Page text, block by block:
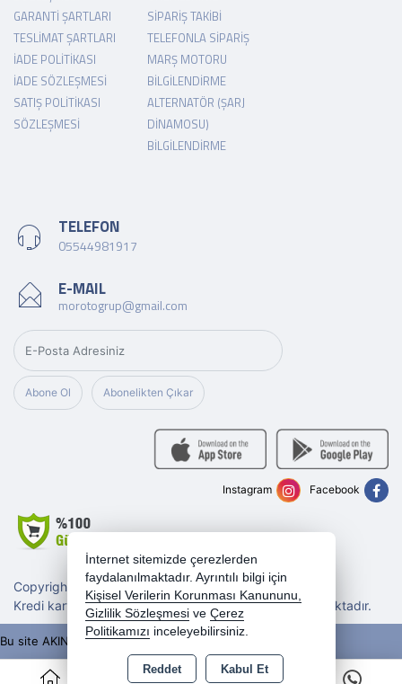
0
GARANTI ŞARTLARI
TESLIMAT ŞARTLARI
İADE POLITIKASI
İADE SÖZLEŞMESI
SATIŞ POLITIKASI
SÖZLEŞMESI
SIPARIŞ TAKIBI
TELEFONLA SIPARIŞ
MARŞ MOTORU
BILGILENDIRME
ALTERNATÖR (ŞARJ
DINAMOSU)
BILGILENDIRME
TELEFON
05544981917
E-MAIL
morotogrup@gmail.com
Abone Ol Abonelikten Çıkar
Copyright 2026 morotogrup.com - Tüm hakları saklıdır.
Kredi kartı bilgileriniz 256bit SSL sertifikası ile korunmaktadır.
Facebook
Instagram
Bu site AKINSOFT E-Ticaret ile hazırlanmıştır.
İnternet sitemizde çerezlerden
faydalanılmaktadır. Ayrıntılı bilgi için
Kişisel Verilerin Korunması Kanununu,
Gizlilik Sözleşmesi ve Çerez
Politikamızı inceleyebilirsiniz.
Reddet Kabul Et